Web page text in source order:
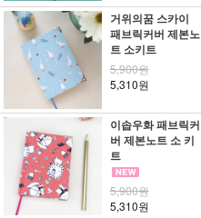
거위의꿈 스카이
패브릭커버 제본노
트 소키트
5,900원
5,310원
이솝우화 패브릭커
버 제본노트 소 키
트
5,900원
5,310원